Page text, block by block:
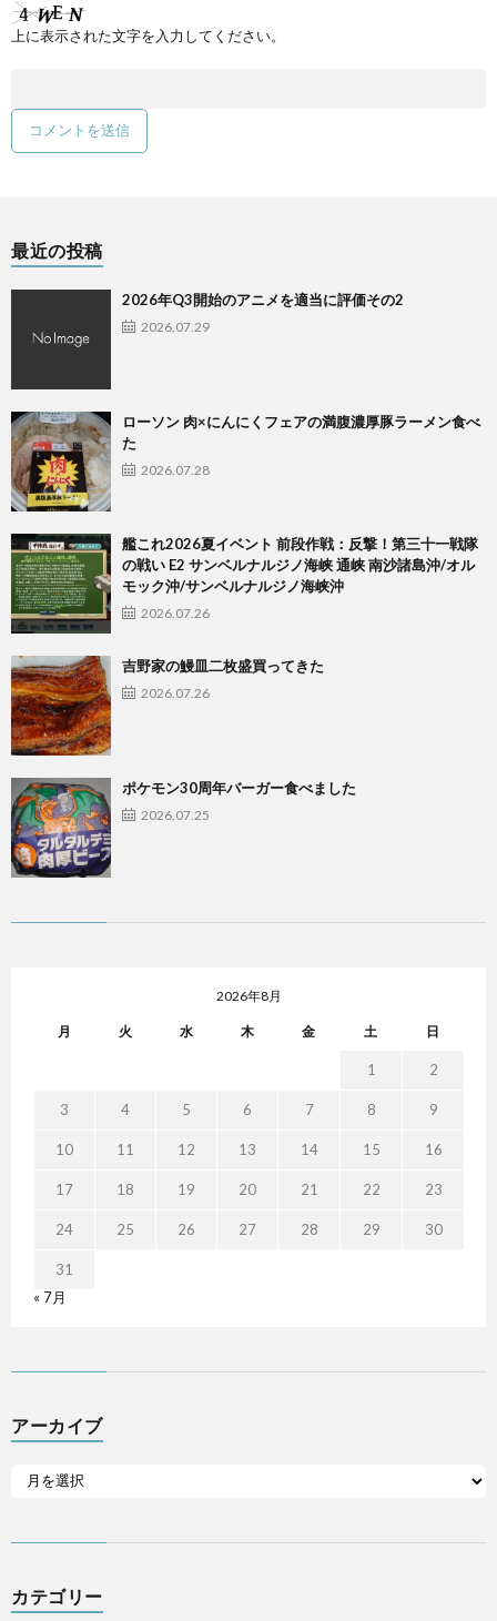
上に表示された文字を入力してください。
最近の投稿
2026年Q3開始のアニメを適当に評価その2
2026.07.29
ローソン 肉×にんにくフェアの満腹濃厚豚ラーメン食べ
た
2026.07.28
艦これ2026夏イベント 前段作戦：反撃！第三十一戦隊
の戦い E2 サンベルナルジノ海峡 通峡 南沙諸島沖/オル
モック沖/サンベルナルジノ海峡沖
2026.07.26
吉野家の鰻皿二枚盛買ってきた
2026.07.26
ポケモン30周年バーガー食べました
2026.07.25
2026年8月
月 火 水 木 金 土 日
1 2
3 4 5 6 7 8 9
10 11 12 13 14 15 16
17 18 19 20 21 22 23
24 25 26 27 28 29 30
31
« 7月
アーカイブ
カテゴリー